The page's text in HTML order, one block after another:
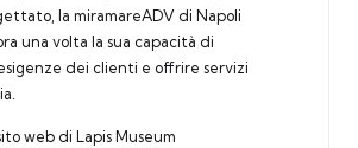
la miramareADV di Napoli
una volta la sua capacità di
dei clienti e offrire servizi
web di Lapis Museum